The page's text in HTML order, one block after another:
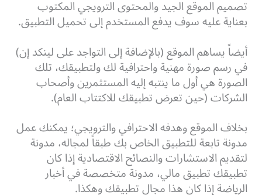
تصميم الموقع الجيد والمحتوى الترويجي المكتوب
بعناية عليه سوف يدفع المستخدم إلى تحميل التطبيق.
أيضاً يساهم الموقع (بالإضافة إلى التواجد على لينكد إن)
في رسم صورة مهنية واحترافية لك ولتطبيقك، تلك
الصورة هي أول ما ينتبه إليه المستثمرين وأصحاب
الشركات (حين تعرض تطبيقك للاكتتاب العام).
بخلاف الموقع وهدفه الاحترافي والترويجي؛ يمكنك عمل
مدونة تابعة للتطبيق الخاص بك طبقاً لمجاله، مدونة
لتقديم الاستشارات والنصائح الاقتصادية إذا كان
تطبيقك تطبيق مالي، مدونة متخصصة في أخبار
الرياضة إذا كان هذا مجال تطبيقك وهكذا.